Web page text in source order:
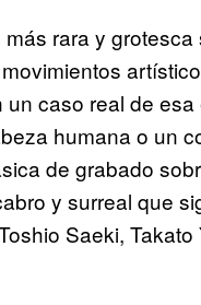
más rara y grotesca
caso real de esa
humana o un
de grabado
y surreal que
Saeki, Takato